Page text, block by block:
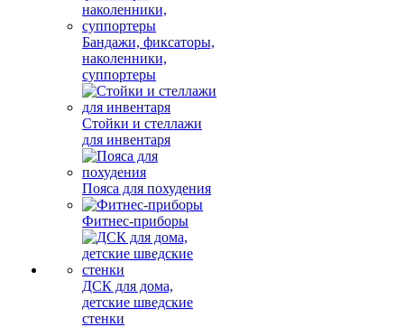
Бандажи, фиксаторы,
наколенники,
суппортеры
Стойки и стеллажи
для инвентаря
Пояса для похудения
Фитнес-приборы
ДСК для дома,
детские шведские
стенки